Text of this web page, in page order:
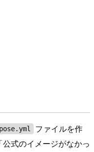
ファイルを作
式のイメージがなかっ